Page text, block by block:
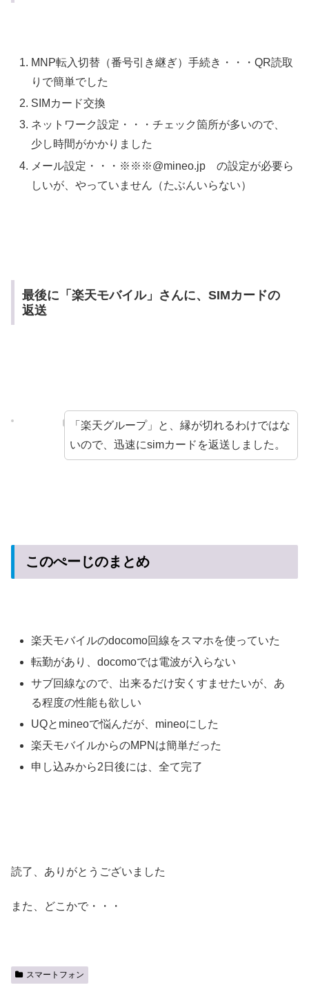
MNP転入切替（番号引き継ぎ）手続き・・・QR読取
りで簡単でした
SIMカード交換
ネットワーク設定・・・チェック箇所が多いので、
少し時間がかかりました
メール設定・・・※※※@mineo.jp の設定が必要ら
しいが、やっていません（たぶんいらない）
最後に「楽天モバイル」さんに、SIMカードの
返送
「楽天グループ」と、縁が切れるわけではな
いので、迅速にsimカードを返送しました。
このぺーじのまとめ
楽天モバイルのdocomo回線をスマホを使っていた
転勤があり、docomoでは電波が入らない
サブ回線なので、出来るだけ安くすませたいが、あ
る程度の性能も欲しい
UQとmineoで悩んだが、mineoにした
楽天モバイルからのMPNは簡単だった
申し込みから2日後には、全て完了
読了、ありがとうございました
また、どこかで・・・
スマートフォン